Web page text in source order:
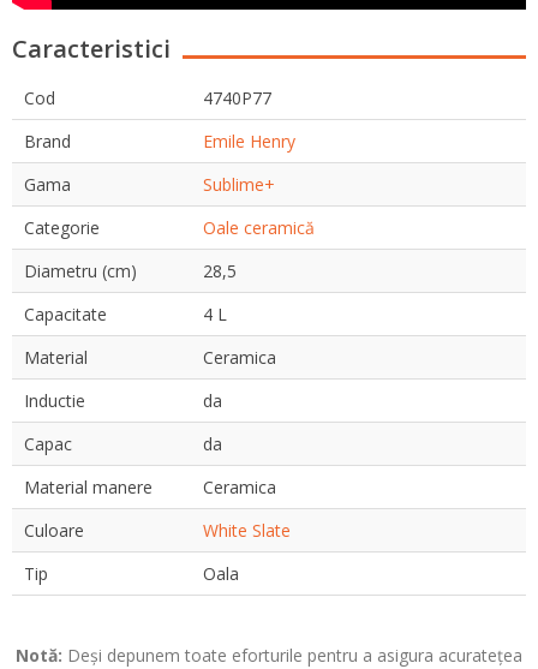
Caracteristici
Cod
4740P77
Brand
Emile Henry
Gama
Sublime+
Categorie
Oale ceramică
Diametru (cm)
28,5
Capacitate
4 L
Material
Ceramica
Inductie
da
Capac
da
Material manere
Ceramica
Culoare
White Slate
Tip
Oala
Notă: Deși depunem toate eforturile pentru a asigura acuratețea